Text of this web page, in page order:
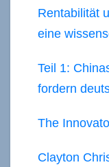
Rentabilität
eine
Teil 1:
fordern
The
Clayton